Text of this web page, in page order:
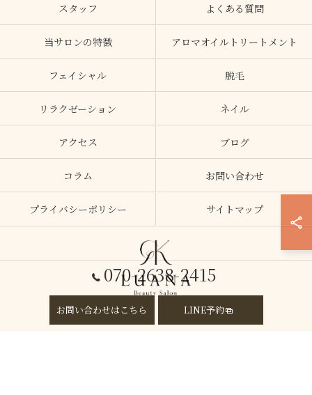
070-2638-2415
お問い合わせはこちら LINE予約
スタッフ よくある質問
当サロンの特徴 アロマオイルトリートメント
フェイシャル 脱毛
リラクゼーション ネイル
アクセス ブログ
コラム お問い合わせ
プライバシーポリシー サイトマップ
© 2026 大阪府加美のエステならLUANA ALL RIGHTS RESERVED.